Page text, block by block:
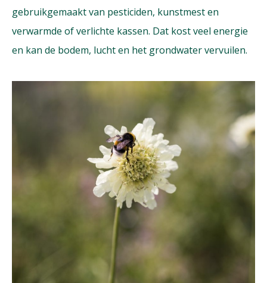
gebruikgemaakt van pesticiden, kunstmest en
verwarmde of verlichte kassen. Dat kost veel energie
en kan de bodem, lucht en het grondwater vervuilen.